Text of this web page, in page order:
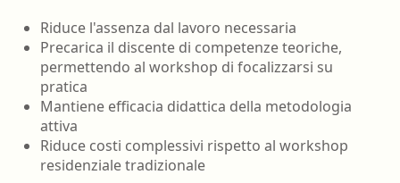
Riduce l'assenza dal lavoro necessaria
Precarica il discente di competenze teoriche,
permettendo al workshop di focalizzarsi su
pratica
Mantiene efficacia didattica della metodologia
attiva
Riduce costi complessivi rispetto al workshop
residenziale tradizionale